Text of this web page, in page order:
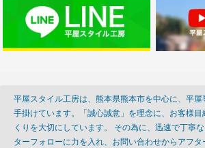
平屋スタイル工房は、熊本県熊本市を中心に、平
手掛けています。「誠心誠意」を理念に、お客様
くりを大切にしています。 その為に、迅速で丁寧
ターフォローに力を入れ、お問い合わせからアフ